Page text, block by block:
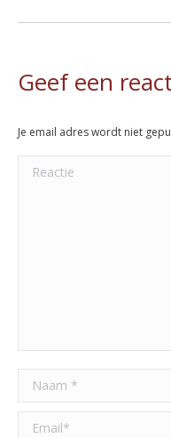
Geef een
Je email adres wordt niet
Reactie
Naam *
Email *